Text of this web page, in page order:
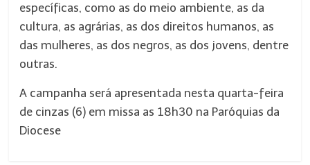
específicas, como as do meio ambiente, as da
cultura, as agrárias, as dos direitos humanos, as
das mulheres, as dos negros, as dos jovens, dentre
outras.
A campanha será apresentada nesta quarta-feira
de cinzas (6) em missa as 18h30 na Paróquias da
Diocese